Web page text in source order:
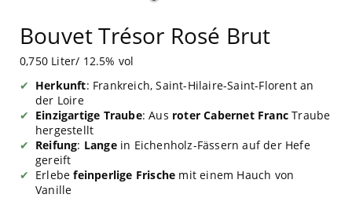
Bouvet Trésor Rosé Brut
0,750 Liter/ 12.5% vol
Herkunft: Frankreich, Saint-Hilaire-Saint-Florent an
der Loire
Einzigartige Traube: Aus roter Cabernet Franc Traube
hergestellt
Reifung: Langein Eichenholz-Fässern auf der Hefe
gereift
Erlebefeinperlige Frische mit einem Hauch von
Vanille